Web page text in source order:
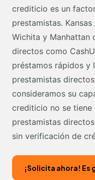
crediticio es un
prestamistas.
Wichita y Manhattan
directos como
préstamos rápidos y
prestamistas
consideramos su
crediticio no se tiene
prestamistas
sin verificación de
¡Solicita ahora! Es